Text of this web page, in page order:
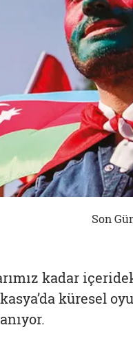
Son
kadar
küresel